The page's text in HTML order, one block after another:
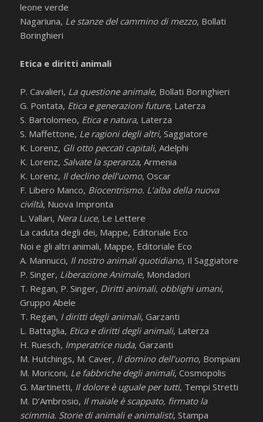
leone verde
Nagariuna, Le stanze del cammino di mezzo, Bollati
Boringhieri
Etica e diritti animali
P. Cavalieri, La questione animale, Bollati Boringhieri
G. Pontata, Etica e generazioni future, Laterza
S. Bartolomeo, Etica e natura, Laterza
S. Maffettone, Le ragioni degli altri, Saggiatore
K. Lorenz, Gli otto peccati capitali, Adelphi
K. Lorenz, Salvate la speranza, Armenia
K. Lorenz, Il declino dell’uomo, Oscar
F. Libero Manco, Biocentrismo. L’alba della nuova
civiltà, Nuova Impronta
L. Vallari, Nera Luce, Le Lettere
La caduta degli dei, Mappe, Editoriale Eco
Noi e gli altri animali, Mappe, Editoriale Eco
A. Mannucci, Il nostro animali quotidiano, Il Saggiatore
P. Singer, Liberazione Animale, Mondadori
T. Regan, P. Singer, Diritti animali, obblighi umani,
Gruppo Abele
T. Regan, I diritti degli animali, Garzanti
L. Battaglia, Etica e diritti degli animali, Laterza
H. Ruesch, Imperatrice nuda, Garzanti
M. Hutchings, M. Caver, Il domino dell’uomo, Bompiani
M. Moriconi, Le fabbriche degli animali, Cosmopolis
G. Martinetti, Il dolore è uguale per tutti, Tempi Stretti
M. D’Ambrosio, Il maiale è scappato, firmato la
scimmia. Storie di animali e animalisti, Stampa